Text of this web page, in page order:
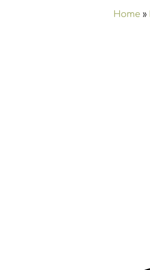
Home »